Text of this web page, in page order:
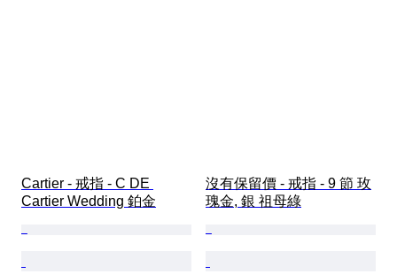
Cartier - 戒指 - C DE
Cartier Wedding 鉑金
沒有保留價 - 戒指 - 9 節 玫
瑰金, 銀 祖母綠